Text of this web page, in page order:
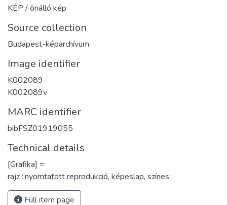
KÉP / önálló kép
Source collection
Budapest-képarchívum
Image identifier
K002089
K002089v
MARC identifier
bibFSZ01919055
Technical details
[Grafika] =
rajz :,nyomtatott reprodukció, képeslap, színes ;
Full item page